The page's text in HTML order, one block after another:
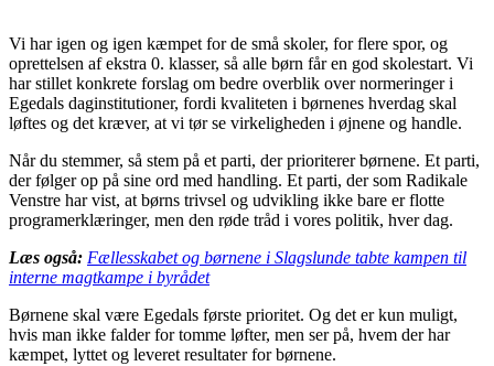
Vi har igen og igen kæmpet for de små skoler, for flere spor, og
oprettelsen af ekstra 0. klasser, så alle børn får en god skolestart. Vi
har stillet konkrete forslag om bedre overblik over normeringer i
Egedals daginstitutioner, fordi kvaliteten i børnenes hverdag skal
løftes og det kræver, at vi tør se virkeligheden i øjnene og handle.
Når du stemmer, så stem på et parti, der prioriterer børnene. Et parti,
der følger op på sine ord med handling. Et parti, der som Radikale
Venstre har vist, at børns trivsel og udvikling ikke bare er flotte
programerklæringer, men den røde tråd i vores politik, hver dag.
Læs også: Fællesskabet og børnene i Slagslunde tabte kampen til
interne magtkampe i byrådet
Børnene skal være Egedals første prioritet. Og det er kun muligt,
hvis man ikke falder for tomme løfter, men ser på, hvem der har
kæmpet, lyttet og leveret resultater for børnene.